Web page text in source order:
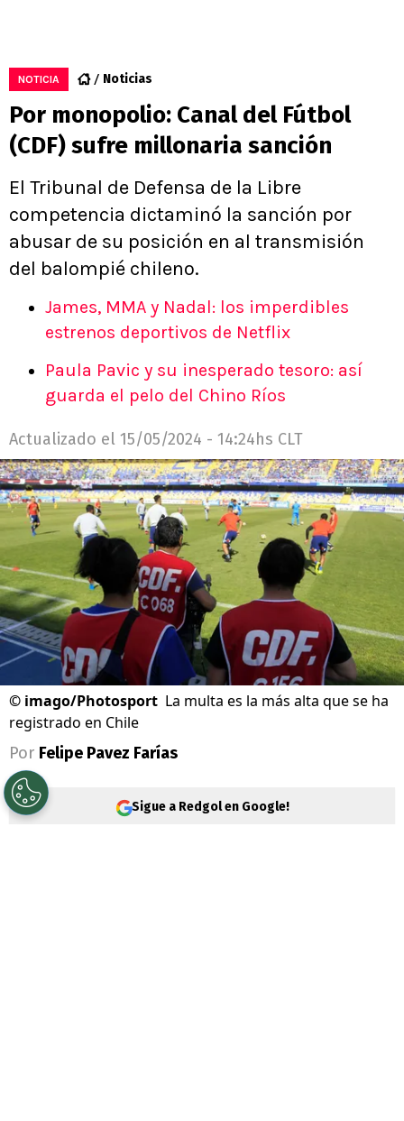
NOTICIA Noticias
Por monopolio: Canal del Fútbol
(CDF) sufre millonaria sanción
El Tribunal de Defensa de la Libre
competencia dictaminó la sanción por
abusar de su posición en al transmisión
del balompié chileno.
James, MMA y Nadal: los imperdibles
estrenos deportivos de Netflix
Paula Pavic y su inesperado tesoro: así
guarda el pelo del Chino Ríos
Actualizado el 15/05/2024 - 14:24hs CLT
© imago/Photosport La multa es la más alta que se ha
registrado en Chile
Por Felipe Pavez Farías
Sigue a Redgol en Google!